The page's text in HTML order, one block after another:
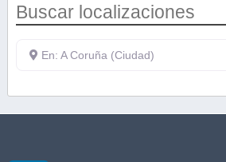
Buscar localizaciones
En: A Coruña (Ciudad)